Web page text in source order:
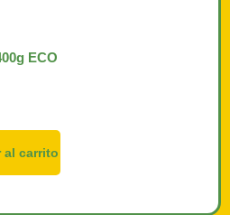
ECO
al carrito